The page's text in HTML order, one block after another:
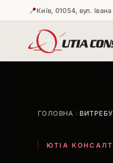
📍Київ, 01054, вул.
ГОЛОВНА
ЮТІА КОНСАЛТ